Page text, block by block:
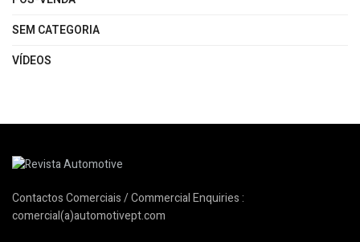
SEM CATEGORIA
VÍDEOS
Contactos Comerciais / Commercial Enquiries :
comercial(a)automotivept.com